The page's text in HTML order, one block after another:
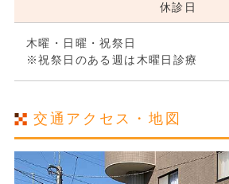
休診日
木曜・日曜・祝祭日
※祝祭日のある週は木曜日診療
交通アクセス・地図